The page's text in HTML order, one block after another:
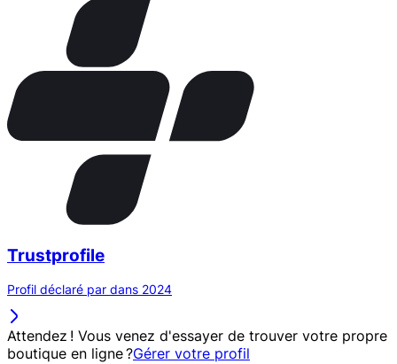
Trustprofile
Profil déclaré par dans 2024
Attendez ! Vous venez d'essayer de trouver votre propre
boutique en ligne ?Gérer votre profil